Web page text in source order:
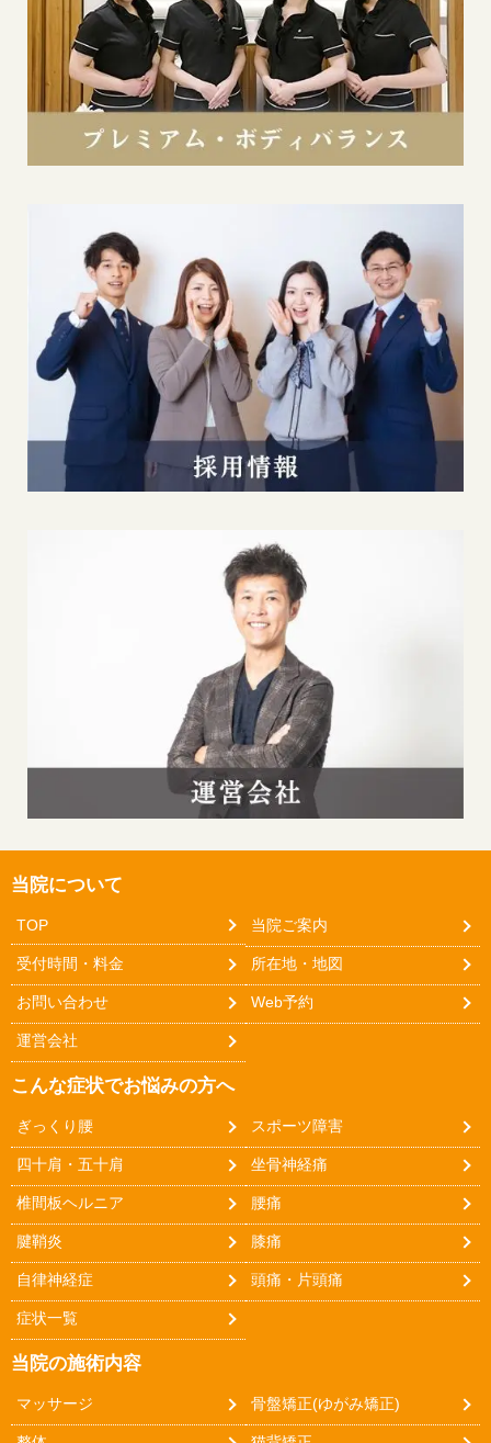
当院について
TOP 当院ご案内
受付時間・料金 所在地・地図
お問い合わせ Web予約
運営会社
こんな症状でお悩みの方へ
ぎっくり腰 スポーツ障害
四十肩・五十肩 坐骨神経痛
椎間板ヘルニア 腰痛
腱鞘炎 膝痛
自律神経症 頭痛・片頭痛
症状一覧
当院の施術内容
マッサージ 骨盤矯正(ゆがみ矯正)